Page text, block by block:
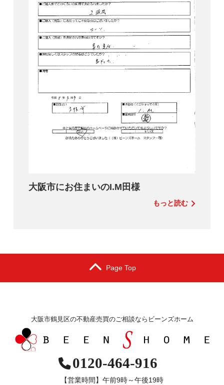
大阪市にお住まいのI.M田様
もっと読む
Page Top
大阪市鶴見区の不動産売買のご相談ならビーンズホーム
0120-464-916
【営業時間】午前9時～午後19時